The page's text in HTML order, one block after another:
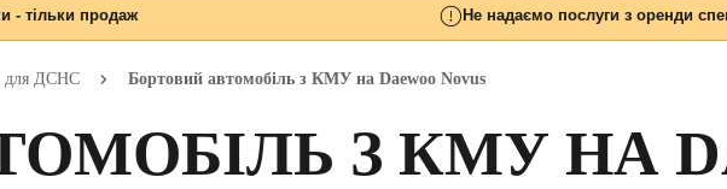
- тільки продаж Не надаємо послуги з оренди
для ДСНС Бортовий автомобіль з КМУ на Daewoo Novus
З КМУ НА